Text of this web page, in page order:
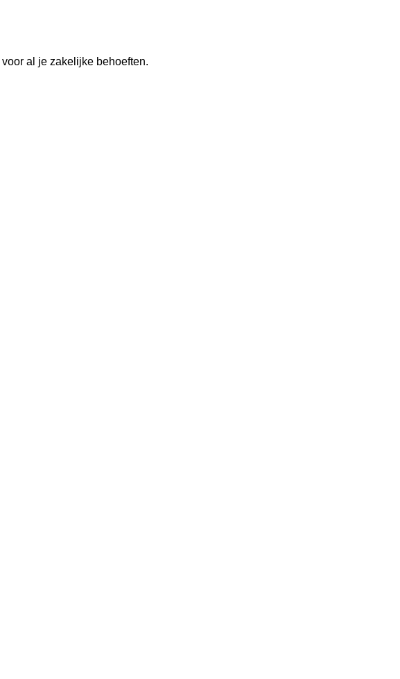
al je zakelijke behoeften.